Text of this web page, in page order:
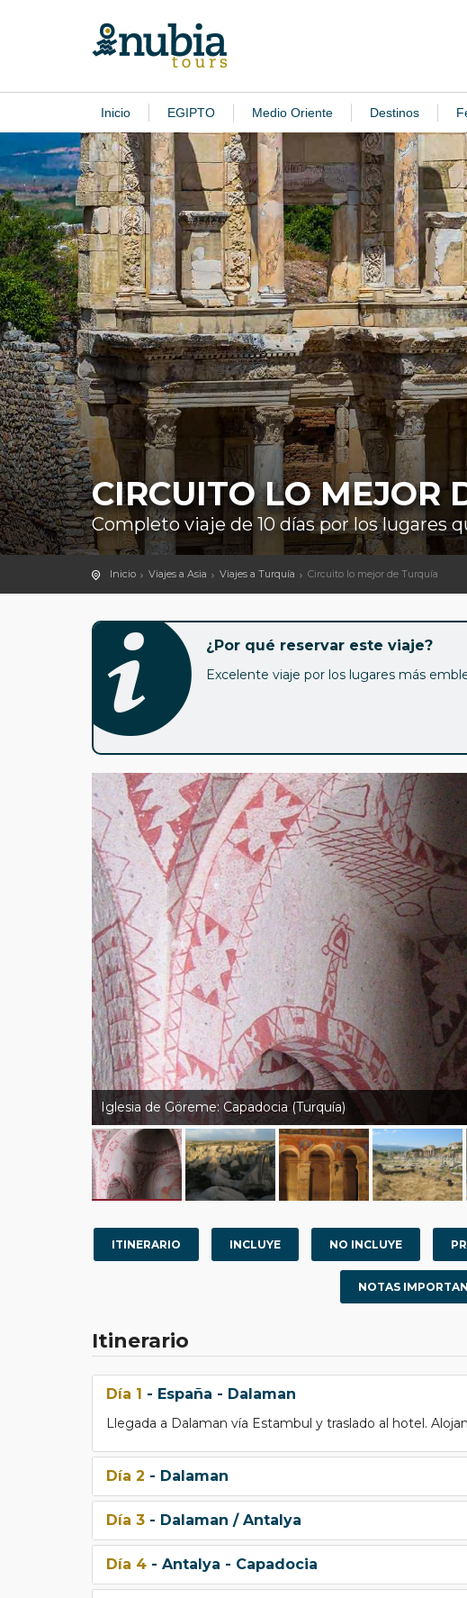
Inicio EGIPTO Medio Oriente Destinos
CIRCUITO LO MEJOR
Completo viaje de 10 días por los lugares
Inicio Viajes a Asia Viajes a Turquía Circuito lo mejor de Turquía
¿Por qué reservar este viaje?
Excelente viaje por los lugares más
Iglesia de Göreme: Capadocia (Turquía)
ITINERARIO INCLUYE NO INCLUYE
NOTAS
Itinerario
Día 1 - España - Dalaman
Llegada a Dalaman vía Estambul y traslado al hotel.
Día 2 - Dalaman
Día 3 - Dalaman / Antalya
Día 4 - Antalya - Capadocia